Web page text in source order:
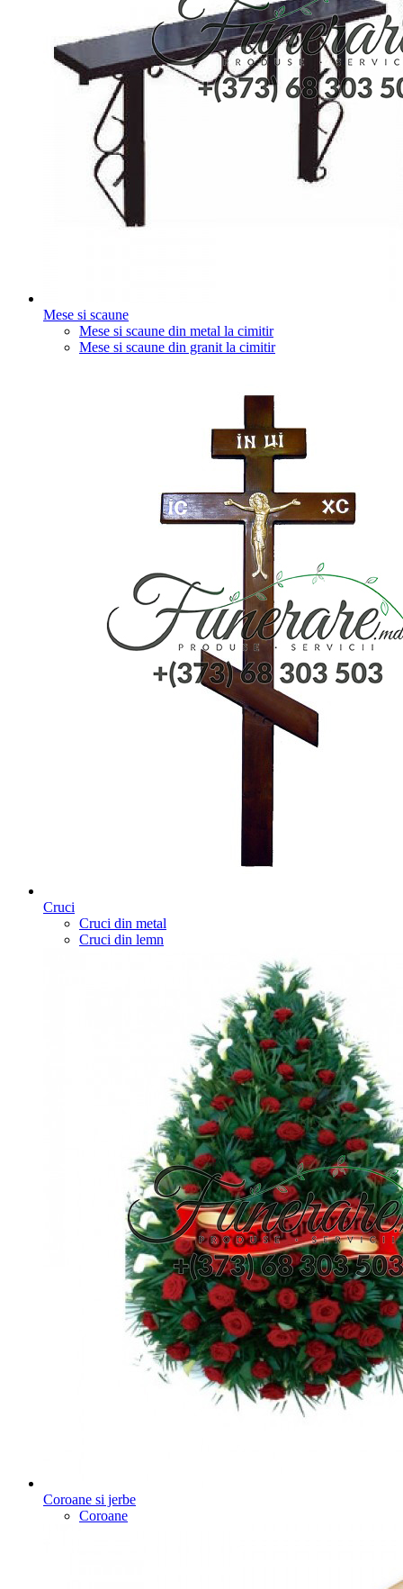
Mese si scaune
Mese si scaune din metal la cimitir
Mese si scaune din granit la cimitir
Cruci
Cruci din metal
Cruci din lemn
Coroane si jerbe
Coroane